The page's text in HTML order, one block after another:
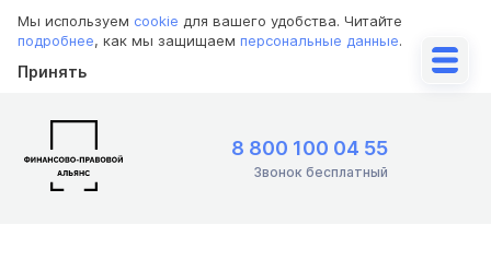
Мы используем cookie для вашего удобства. Читайте
подробнее, как мы защищаем персональные данные.
Принять
8 800 100 04 55
Звонок бесплатный